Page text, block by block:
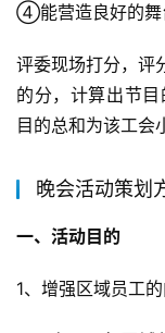
④能营造良好的舞
评委现场打分，评
的分，计算出节
目的总和为该工会
晚会活动策划
一、活动目的
1、增强区域员工